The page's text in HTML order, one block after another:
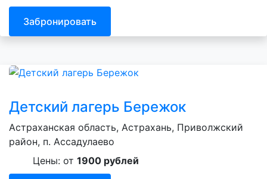
Забронировать
Детский лагерь Бережок
Астраханская область, Астрахань, Приволжский
район, п. Ассадулаево
Цены: от 1900 рублей